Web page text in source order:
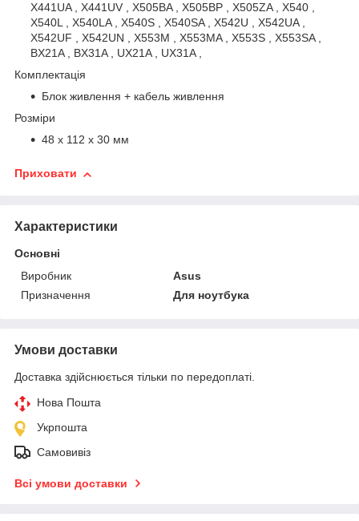
X441UA , X441UV , X505BA , X505BP , X505ZA , X540 ,
X540L , X540LA , X540S , X540SA , X542U , X542UA ,
X542UF , X542UN , X553M , X553MA , X553S , X553SA ,
BX21A , BX31A , UX21A , UX31A ,
Комплектація
Блок живлення + кабель живлення
Розміри
48 х 112 х 30 мм
Приховати
Характеристики
Основні
Виробник
Asus
Призначення
Для ноутбука
Умови доставки
Доставка здійснюється тільки по передоплаті.
Нова Пошта
Укрпошта
Самовивіз
Всі умови доставки